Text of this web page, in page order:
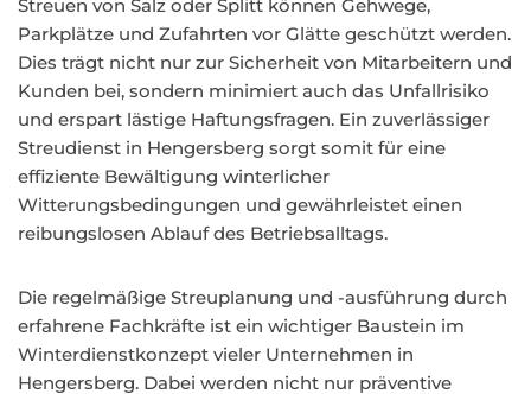
Streuen von Salz oder Splitt können Gehwege,
Parkplätze und Zufahrten vor Glätte geschützt werden.
Dies trägt nicht nur zur Sicherheit von Mitarbeitern und
Kunden bei, sondern minimiert auch das Unfallrisiko
und erspart lästige Haftungsfragen. Ein zuverlässiger
Streudienst in Hengersberg sorgt somit für eine
effiziente Bewältigung winterlicher
Witterungsbedingungen und gewährleistet einen
reibungslosen Ablauf des Betriebsalltags.
Die regelmäßige Streuplanung und -ausführung durch
erfahrene Fachkräfte ist ein wichtiger Baustein im
Winterdienstkonzept vieler Unternehmen in
Hengersberg. Dabei werden nicht nur präventive